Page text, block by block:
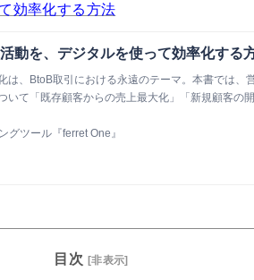
効率化する方法
動を、デジタルを使って効率化する
は、BtoB取引における永遠のテーマ。本書では、
いて「既存顧客からの売上最大化」「新規顧客の
グツール『ferret One』
目次 [非表示]